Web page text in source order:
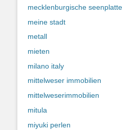
mecklenburgische seenplatte
meine stadt
metall
mieten
milano italy
mittelweser immobilien
mittelweserimmobilien
mitula
miyuki perlen